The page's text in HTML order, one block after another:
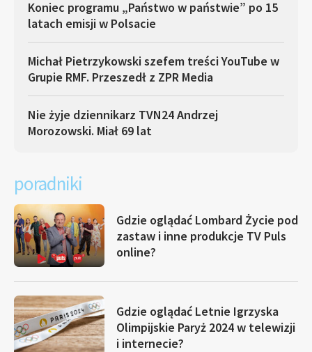
Koniec programu „Państwo w państwie” po 15
latach emisji w Polsacie
Michał Pietrzykowski szefem treści YouTube w
Grupie RMF. Przeszedł z ZPR Media
Nie żyje dziennikarz TVN24 Andrzej
Morozowski. Miał 69 lat
poradniki
Gdzie oglądać Lombard Życie pod
zastaw i inne produkcje TV Puls
online?
Gdzie oglądać Letnie Igrzyska
Olimpijskie Paryż 2024 w telewizji
i internecie?